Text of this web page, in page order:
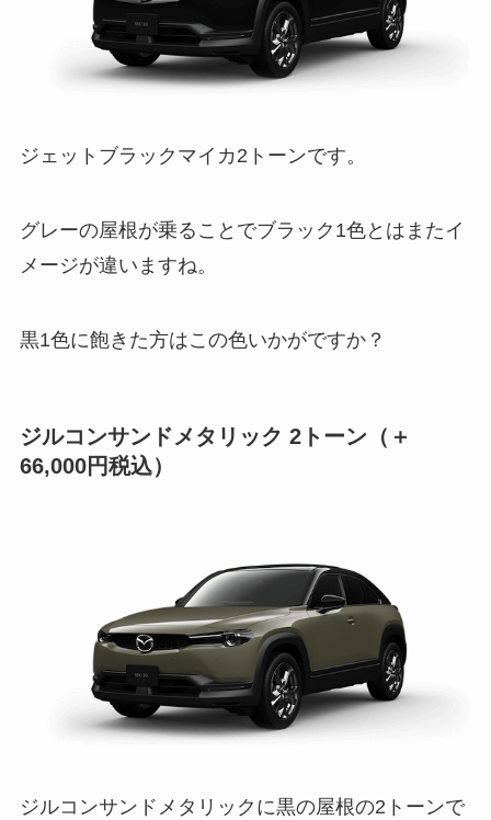
ジェットブラックマイカ2トーンです。
グレーの屋根が乗ることでブラック1色とはまたイ
メージが違いますね。
黒1色に飽きた方はこの色いかがですか？
ジルコンサンドメタリック 2トーン （＋
66,000円税込）
ジルコンサンドメタリックに黒の屋根の2トーンで